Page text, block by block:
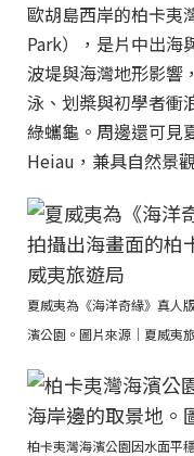
歐胡島西岸的柏卡夷
Park），是片中出海
波堤與海灣地形影響
泳、划槳與初學者衝
綠蠵龜。周邊還可見
Heiau，兼具自然景
夏威夷為《海洋奇緣》真人
濱公園。圖片來源｜夏威夷
柏卡夷灣海濱公園因水面平